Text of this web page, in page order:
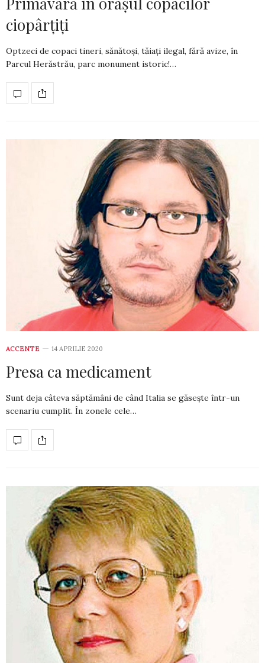
ciopârțiți
Optzeci de copaci tineri, sănătoși, tăiați ilegal, fără avize, în
Parcul Herăstrău, parc monument istoric!…
ACCENTE 14 APRILIE 2020
Presa ca medicament
Sunt deja câteva săptămâni de când Italia se găsește într-un
scenariu cumplit. În zonele cele…